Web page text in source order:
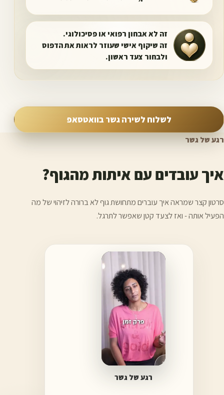
זה לא אבחון רפואי או פסיכולוגי.
זה שיקוף אישי שעוזר לראות את הדפוס
ולבחור צעד ראשון.
לשלוח לשירה גשר בוואטסאפ
רגע של גשר
איך עובדים עם איתות מהגוף?
סרטון קצר שמראה איך עוברים מתחושת גוף לא ברורה לזיהוי של מה
הפעיל אותה - ואז לצעד קטן שאפשר לתרגל.
▶
רגע של גשר